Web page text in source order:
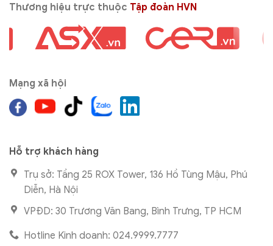
Thương hiệu trực thuộc Tập đoàn HVN
Mạng xã hội
Hỗ trợ khách hàng
Trụ sở: Tầng 25 ROX Tower, 136 Hồ Tùng Mậu, Phú
Diễn, Hà Nội
VPĐD: 30 Trương Văn Bang, Bình Trưng, TP HCM
Hotline Kinh doanh: 024.9999.7777